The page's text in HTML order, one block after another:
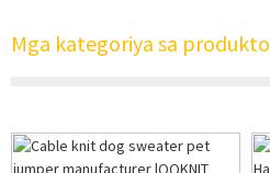
Mga kategoriya sa produkto